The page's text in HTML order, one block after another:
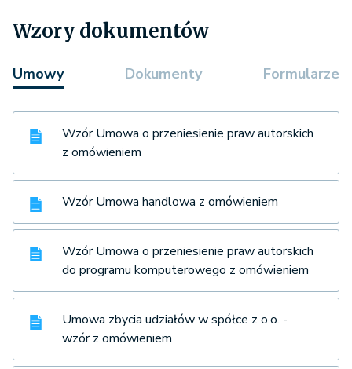
Wzory dokumentów
Umowy Dokumenty Formularze
Wzór Umowa o przeniesienie praw autorskich
z omówieniem
Wzór Umowa handlowa z omówieniem
Wzór Umowa o przeniesienie praw autorskich
do programu komputerowego z omówieniem
Umowa zbycia udziałów w spółce z o.o. -
wzór z omówieniem